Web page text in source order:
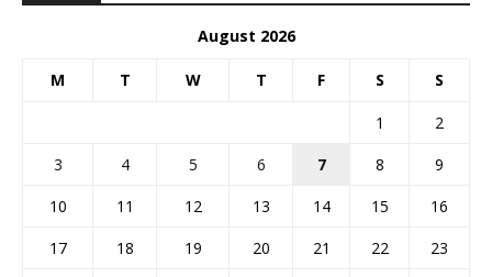
August 2026
M T W T F S S
1
2
3
4 5 6 7 8
9
10
11 12 13 14 15
16
17
18 19 20 21 22
23